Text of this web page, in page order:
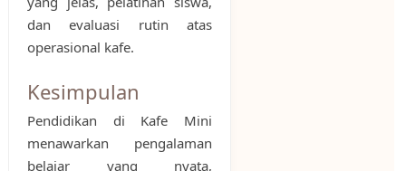
dan evaluasi rutin atas
operasional kafe.
Kesimpulan
Pendidikan di Kafe Mini
menawarkan pengalaman
belajar yang nyata,